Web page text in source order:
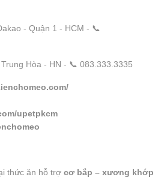
- Quận 1 - HCM - 📞
Hòa - HN - 📞 083.333.3335
upetpkcm
thức ăn hỗ trợ cơ bắp – xương khớp